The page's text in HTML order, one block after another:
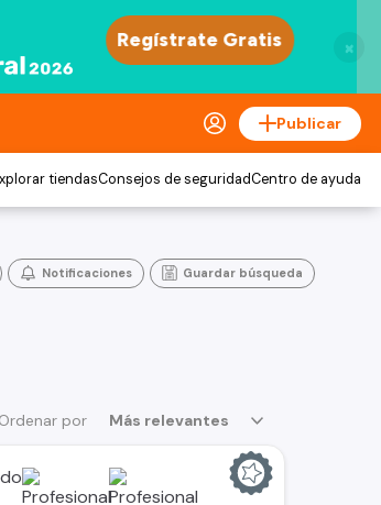
×
Publicar
tiendasConsejos de seguridadCentro de ayuda
Notificaciones Guardar búsqueda
Ordenar por Más relevantes